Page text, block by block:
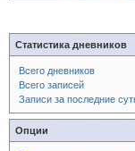
Статистика дневников
Всего дневников
Всего записей
Записи за последние
Опции